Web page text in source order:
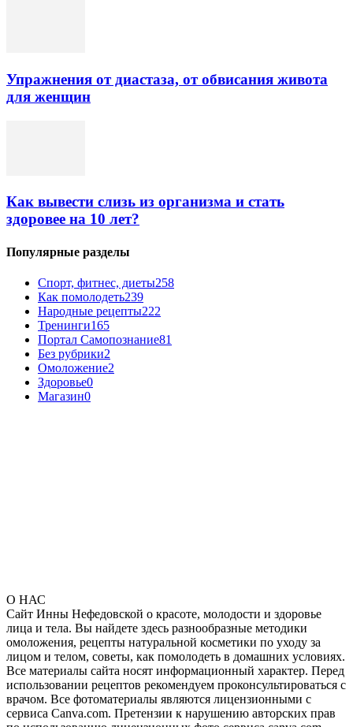
Упражнения от диастаза, от обвисания живота
для женщин
Как вывести слизь из организма и стать
здоровее на 10 лет?
Популярные разделы
Спорт, фитнес, диеты258
Как помолодеть239
Народные рецепты222
Тренинги165
Портал Самопознание81
Без рубрики2
Омоложение2
Здоровье0
Магазин0
О НАС
Сайт Инны Нефедовской о красоте, молодости и здоровье
лица и тела. Вы найдете здесь разнообразные методики
омоложения, рецепты натуральной косметики по уходу за
лицом и телом, советы, как помолодеть в домашних условиях.
Все материалы сайта носят информационный характер. Перед
использовании рецептов рекомендуем проконсультироваться с
врачом. Все фотоматериалы являются лицензионными с
сервиса Canva.com. Претензии к нарушению авторских прав